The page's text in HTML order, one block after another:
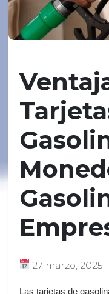
27 marzo, 2025 |
Las tarjetas de